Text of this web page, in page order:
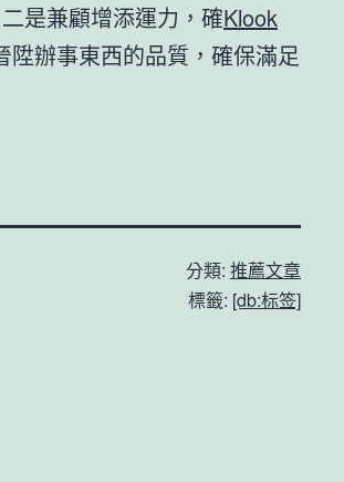
是兼顧增添運力，確Klook
陞辦事東西的品質，確保滿足
分類: 推薦文章
標籤: [db:标签]